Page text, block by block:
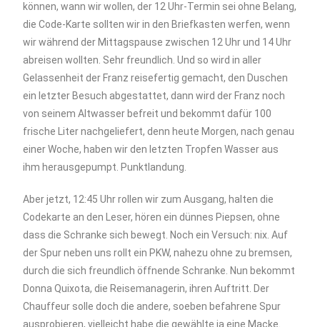
können, wann wir wollen, der 12 Uhr-Termin sei ohne Belang,
die Code-Karte sollten wir in den Briefkasten werfen, wenn
wir während der Mittagspause zwischen 12 Uhr und 14 Uhr
abreisen wollten. Sehr freundlich. Und so wird in aller
Gelassenheit der Franz reisefertig gemacht, den Duschen
ein letzter Besuch abgestattet, dann wird der Franz noch
von seinem Altwasser befreit und bekommt dafür 100
frische Liter nachgeliefert, denn heute Morgen, nach genau
einer Woche, haben wir den letzten Tropfen Wasser aus
ihm herausgepumpt. Punktlandung.
Aber jetzt, 12:45 Uhr rollen wir zum Ausgang, halten die
Codekarte an den Leser, hören ein dünnes Piepsen, ohne
dass die Schranke sich bewegt. Noch ein Versuch: nix. Auf
der Spur neben uns rollt ein PKW, nahezu ohne zu bremsen,
durch die sich freundlich öffnende Schranke. Nun bekommt
Donna Quixota, die Reisemanagerin, ihren Auftritt. Der
Chauffeur solle doch die andere, soeben befahrene Spur
ausprobieren, vielleicht habe die gewählte ja eine Macke.